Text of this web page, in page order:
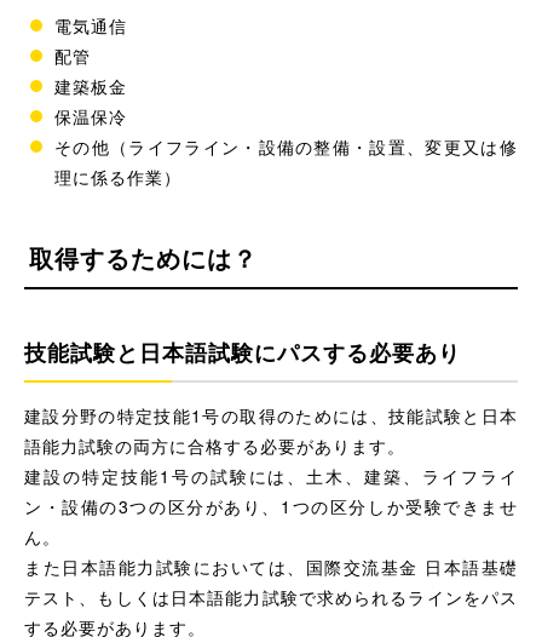
電気通信
配管
建築板金
保温保冷
その他（ライフライン・設備の整備・設置、変更又は修
理に係る作業）
取得するためには？
技能試験と日本語試験にパスする必要あり
建設分野の特定技能1号の取得のためには、技能試験と日本
語能力試験の両方に合格する必要があります。
建設の特定技能1号の試験には、土木、建築、ライフライ
ン・設備の3つの区分があり、1つの区分しか受験できませ
ん。
また日本語能力試験においては、国際交流基金 日本語基礎
テスト、もしくは日本語能力試験で求められるラインをパス
する必要があります。